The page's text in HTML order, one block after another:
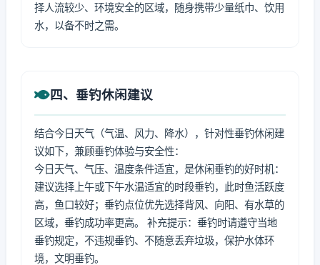
择人流较少、环境安全的区域，随身携带少量纸巾、饮用
水，以备不时之需。
四、垂钓休闲建议
结合今日天气（气温、风力、降水），针对性垂钓休闲建
议如下，兼顾垂钓体验与安全性：
今日天气、气压、温度条件适宜，是休闲垂钓的好时机：
建议选择上午或下午水温适宜的时段垂钓，此时鱼活跃度
高，鱼口较好；垂钓点位优先选择背风、向阳、有水草的
区域，垂钓成功率更高。 补充提示：垂钓时请遵守当地
垂钓规定，不违规垂钓、不随意丢弃垃圾，保护水体环
境，文明垂钓。